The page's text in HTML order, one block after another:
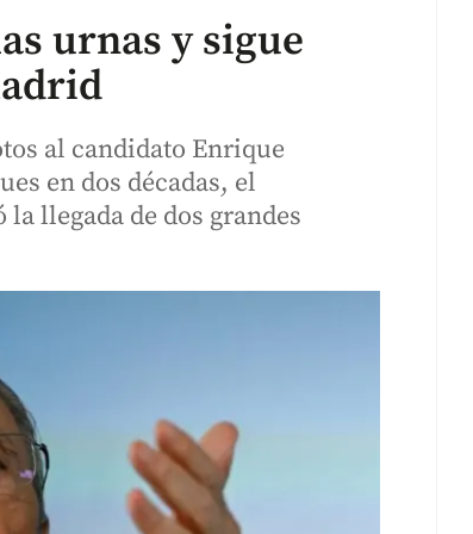
urnas y sigue
al candidato Enrique
en dos décadas, el
llegada de dos grandes